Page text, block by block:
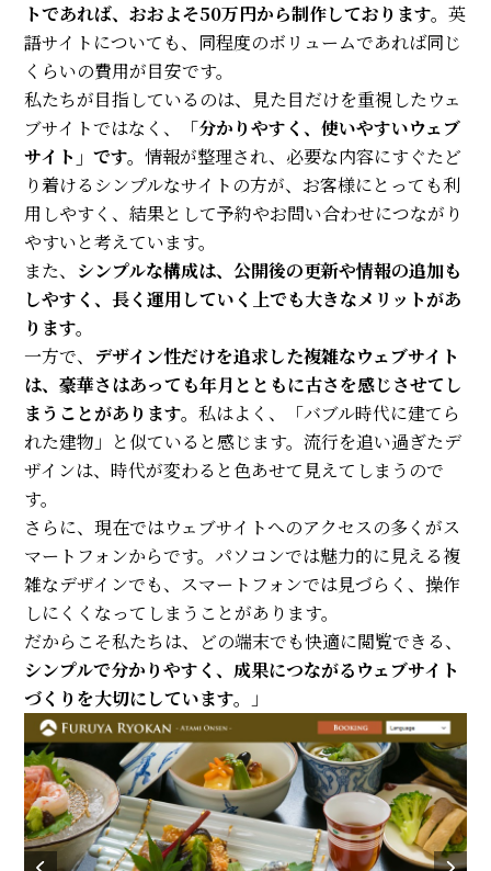
トであれば、おおよそ50万円から制作しております。英
語サイトについても、同程度のボリュームであれば同じ
くらいの費用が目安です。
私たちが目指しているのは、見た目だけを重視したウェ
ブサイトではなく、
「分かりやすく、使いやすいウェブ
サイト」です。情報が整理され、必要な内容にすぐたど
り着けるシンプルなサイトの方が、お客様にとっても利
用しやすく、結果として予約やお問い合わせにつながり
やすいと考えています。
また、 シンプルな構成は、公開後の更新や情報の追加も
しやすく、長く運用していく上でも大きなメリットがあ
ります。
一方で、 デザイン性だけを追求した複雑なウェブサイト
は、豪華さはあっても年月とともに古さを感じさせてし
まうことがあります。私はよく、「バブル時代に建てら
れた建物」と似ていると感じます。流行を追い過ぎたデ
ザインは、時代が変わると色あせて見えてしまうので
す。
さらに、現在ではウェブサイトへのアクセスの多くがス
マートフォンからです。パソコンでは魅力的に見える複
雑なデザインでも、スマートフォンでは見づらく、操作
しにくくなってしまうことがあります。
だからこそ私たちは、どの端末でも快適に閲覧できる、
シンプルで分かりやすく、成果につながるウェブサイト
づくりを大切にしています。
」